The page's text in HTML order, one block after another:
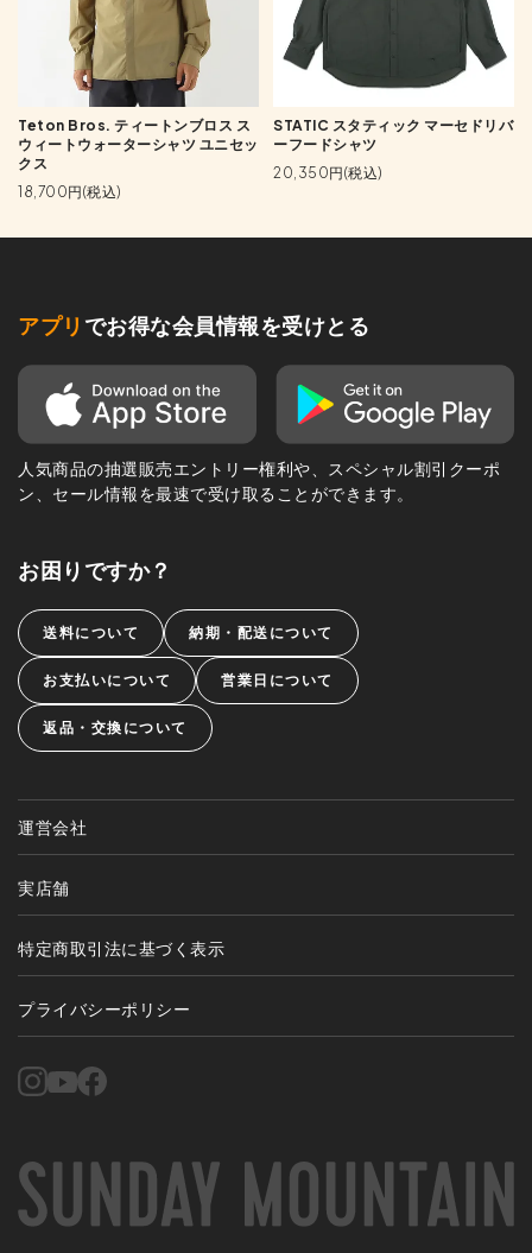
Teton Bros. ティートンブロス ス
ウィートウォーターシャツ ユニセッ
クス
18,700円(税込)
STATIC スタティック マーセドリバ
ーフードシャツ
20,350円(税込)
アプリ でお得な会員情報を受けとる
人気商品の抽選販売エントリー権利や、スペシャル割引クーポ
ン、セール情報を最速で受け取ることができます。
お困りですか？
送料について 納期・配送について
お支払いについて 営業日について
返品・交換について
運営会社
実店舗
特定商取引法に基づく表示
プライバシーポリシー